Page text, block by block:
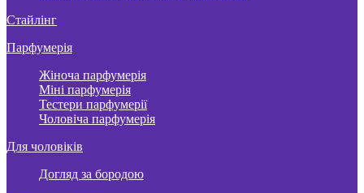
Стайлінг
Парфумерія
Жіноча парфумерія
Міні парфумерія
Тестери парфумерії
Чоловіча парфумерія
Для чоловіків
Догляд за бородою